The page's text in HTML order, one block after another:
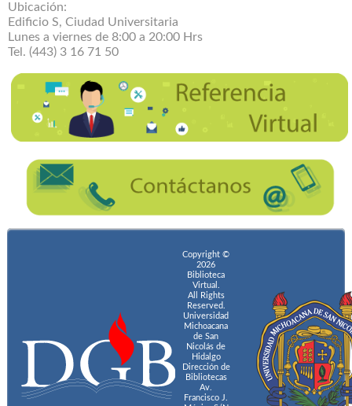
Ubicación:
Edificio S, Ciudad Universitaria
Lunes a viernes de 8:00 a 20:00 Hrs
Tel. (443) 3 16 71 50
Copyright ©
2026
Biblioteca
Virtual.
All Rights
Reserved.
Universidad
Michoacana
de San
Nicolás de
Hidalgo
Dirección de
Bibliotecas
Av.
Francisco J.